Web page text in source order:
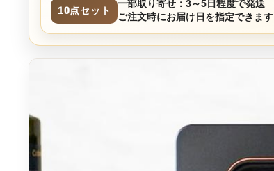
10点セット
一部取り寄せ：3～5日程度で発送
ご注文時にお届け日を指定できます